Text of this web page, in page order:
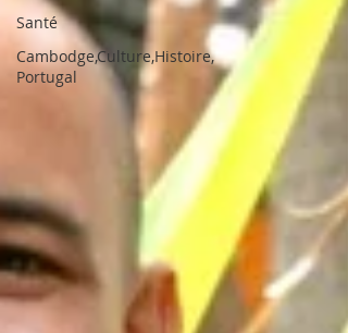
Santé
Cambodge,Culture,Histoire,
Portugal